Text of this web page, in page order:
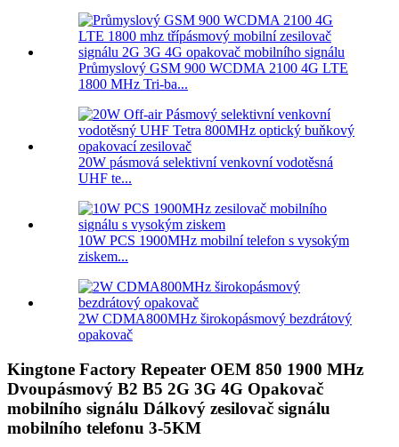
Průmyslový GSM 900 WCDMA 2100 4G LTE
1800 MHz Tri-ba...
20W pásmová selektivní venkovní vodotěsná
UHF te...
10W PCS 1900MHz mobilní telefon s vysokým
ziskem...
2W CDMA800MHz širokopásmový bezdrátový
opakovač
Kingtone Factory Repeater OEM 850 1900 MHz
Dvoupásmový B2 B5 2G 3G 4G Opakovač
mobilního signálu Dálkový zesilovač signálu
mobilního telefonu 3-5KM